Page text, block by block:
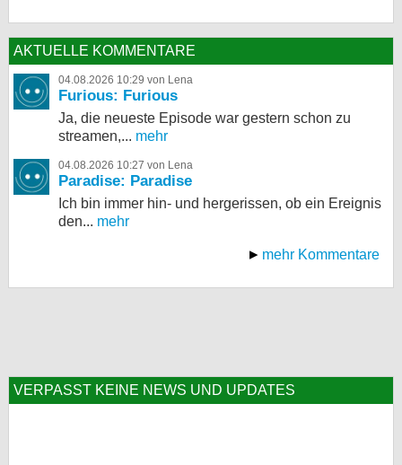
AKTUELLE KOMMENTARE
04.08.2026 10:29 von Lena
Furious: Furious
Ja, die neueste Episode war gestern schon zu
streamen,... mehr
04.08.2026 10:27 von Lena
Paradise: Paradise
Ich bin immer hin- und hergerissen, ob ein Ereignis
den... mehr
mehr Kommentare
VERPASST KEINE NEWS UND UPDATES